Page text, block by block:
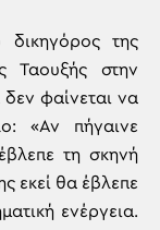
της
Ταουξής στην
φαίνεται να
«Αν πήγαινε
τη σκηνή
εκεί θα έβλεπε
ενέργεια.